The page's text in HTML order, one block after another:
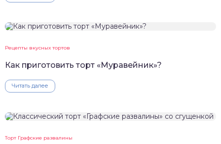
Рецепты вкусных тортов
Как приготовить торт «Муравейник»?
Читать далее
Торт Графские развалины